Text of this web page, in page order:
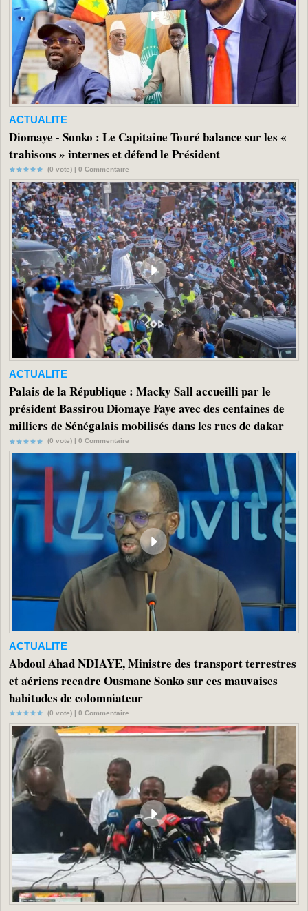
ACTUALITE
Diomaye - Sonko : Le Capitaine Touré balance sur les «
trahisons » internes et défend le Président
(0 vote) | 0 Commentaire
ACTUALITE
Palais de la République : Macky Sall accueilli par le
président Bassirou Diomaye Faye avec des centaines de
milliers de Sénégalais mobilisés dans les rues de dakar
(0 vote) | 0 Commentaire
ACTUALITE
Abdoul Ahad NDIAYE, Ministre des transport terrestres
et aériens recadre Ousmane Sonko sur ces mauvaises
habitudes de colomniateur
(0 vote) | 0 Commentaire